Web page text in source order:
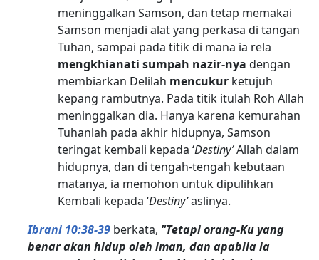
meninggalkan Samson, dan tetap memakai
Samson menjadi alat yang perkasa di tangan
Tuhan, sampai pada titik di mana ia rela
mengkhianati sumpah nazir-nya dengan
membiarkan Delilah mencukur ketujuh
kepang rambutnya. Pada titik itulah Roh Allah
meninggalkan dia. Hanya karena kemurahan
Tuhanlah pada akhir hidupnya, Samson
teringat kembali kepada ‘Destiny’Allah dalam
hidupnya, dan di tengah-tengah kebutaan
matanya, ia memohon untuk dipulihkan
Kembali kepada ‘Destiny’aslinya.
Ibrani 10:38-39 berkata, "Tetapi orang-Ku yang
benar akan hidup oleh iman, dan apabila ia